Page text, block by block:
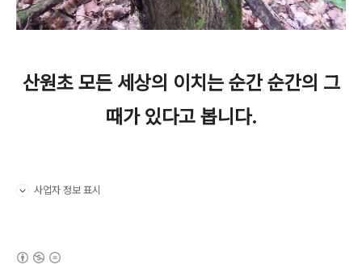
산원초 모든 세상의 이치는 순간 순간의 그
때가 있다고 봅니다.
사업자 정보 표시